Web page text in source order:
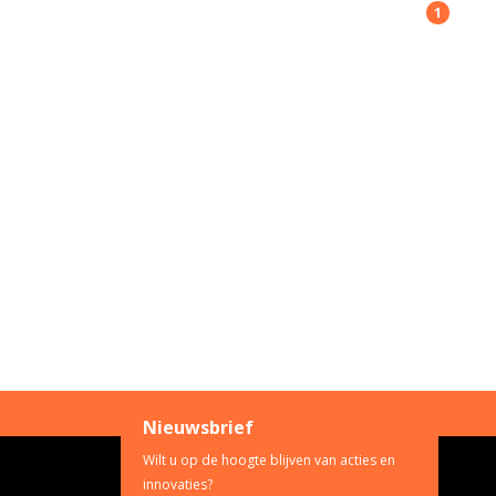
1
Nieuwsbrief
Wilt u op de hoogte blijven van acties en
innovaties?